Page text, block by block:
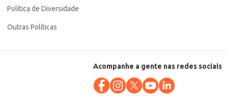
Política de Diversidade
Outras Políticas
Acompanhe a gente nas redes sociais